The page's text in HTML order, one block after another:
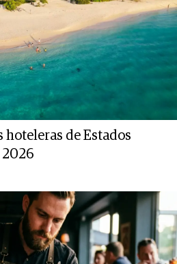
hoteleras de Estados
2026